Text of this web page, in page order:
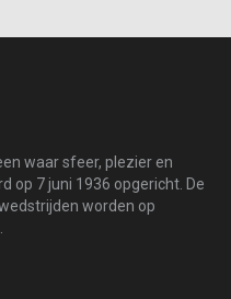
waar sfeer, plezier en
op 7 juni 1936 opgericht. De
worden op